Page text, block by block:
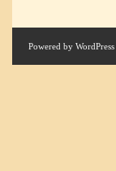
Powered by WordPress